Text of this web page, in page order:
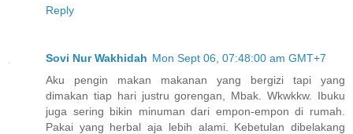
Reply
Sovi Nur Wakhidah Mon Sept 06, 07:48:00 am GMT+7
Aku pengin makan makanan yang bergizi tapi yang
dimakan tiap hari justru gorengan, Mbak. Wkwkkw. Ibuku
juga sering bikin minuman dari empon-empon di rumah.
Pakai yang herbal aja lebih alami. Kebetulan dibelakang